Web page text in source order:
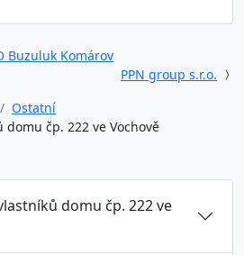
Buzuluk Komárov
PPN group s.r.o.
Ostatní
čp. 222 ve Vochově
domu čp. 222 ve